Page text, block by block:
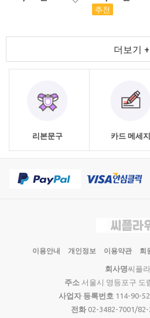
추천
더보기 +
리본문구 카드 메세지
이용안내 개인정보 이용약관 회
회사명 씨플
주소서울시 영등포구 도
사업자 등록번호 114-90-
전화 02-3482-7001/